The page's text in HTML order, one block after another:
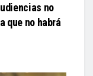
no
que no habrá